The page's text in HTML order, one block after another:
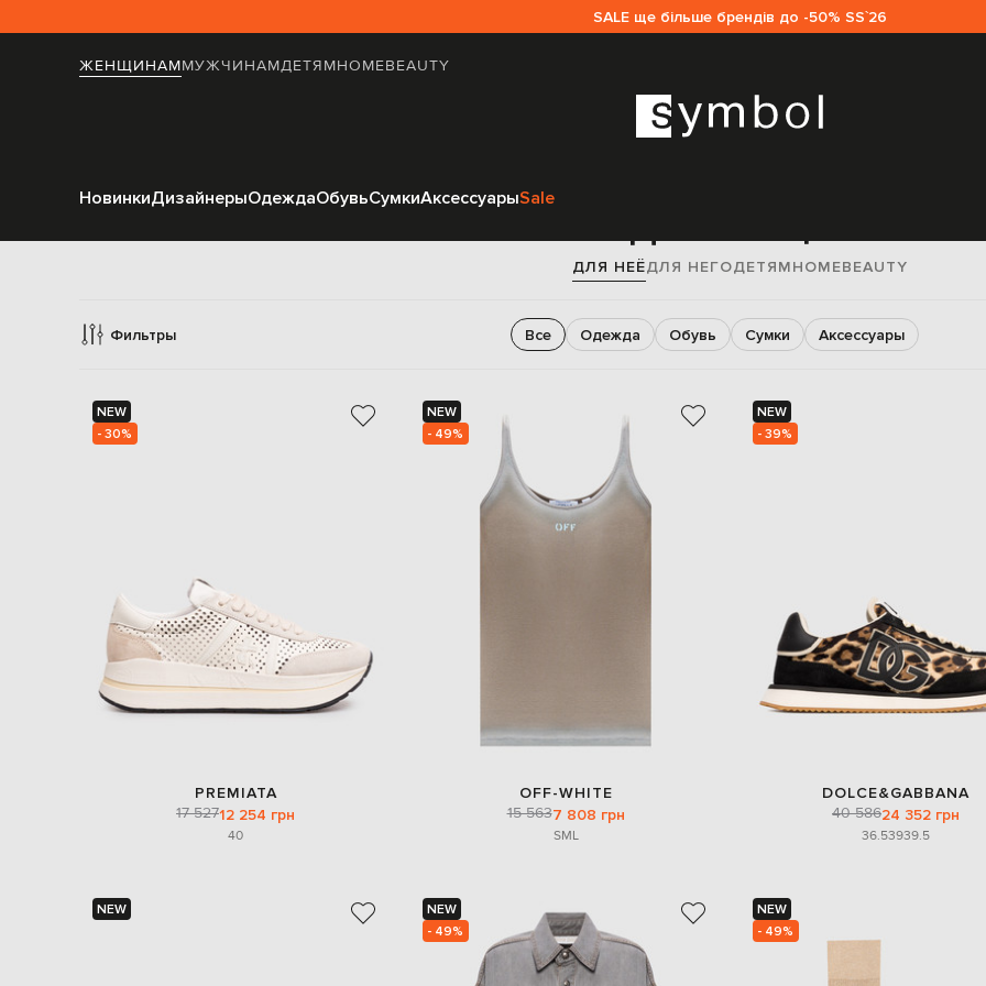
SALE ще більше брендів до -50% SS`26
ЖЕНЩИНАММУЖЧИНАМДЕТЯМHOMEBEAUTY
НовинкиДизайнерыОдеждаОбувьСумкиАксессуарыSale
ДЛЯ НЕЁДЛЯ НЕГОДЕТЯМHOMEBEAUTY
Фильтры Все Одежда Обувь Сумки Аксессуары
NEW
- 30%
PREMIATA
17 52712 254 грн
40
NEW
- 49%
OFF-WHITE
15 5637 808 грн
SML
NEW
- 39%
DOLCE&GABBANA
40 58624 352 грн
36.53939.5
NEW
NEW
- 49%
NEW
- 49%